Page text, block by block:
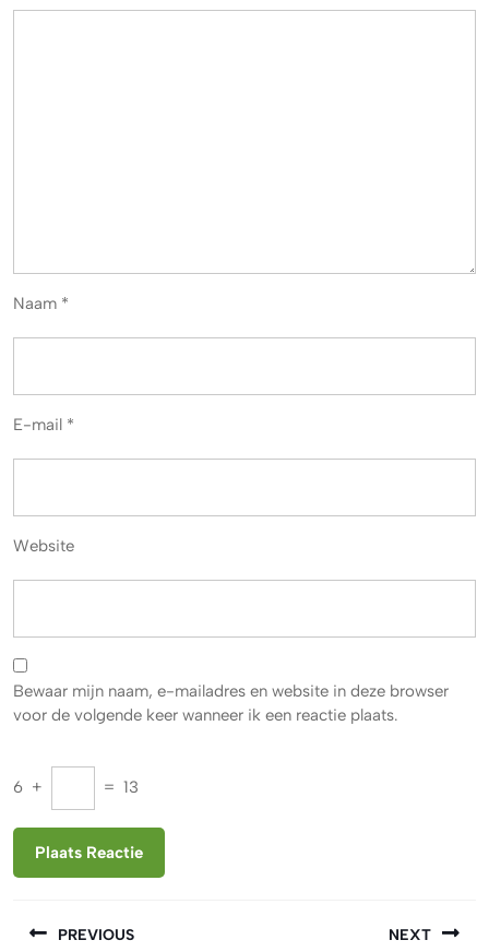
Naam *
E-mail *
Website
Bewaar mijn naam, e-mailadres en website in deze browser
voor de volgende keer wanneer ik een reactie plaats.
6 + = 13
PREVIOUS NEXT